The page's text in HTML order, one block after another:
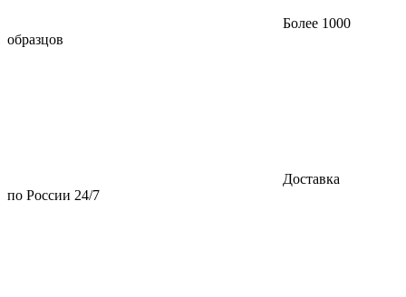
Более 1000
образцов
Доставка
по России 24/7